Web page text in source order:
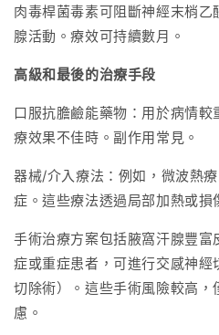
肉毒桿菌毒素可阻斷神經末梢
腺活動。療效可持續數月。
高級和最後的治療手段
口服抗膽鹼能藥物：用於病情
療效果不佳時。副作用常見。
器械/介入療法：例如，微波熱
症。這些療法透過局部加熱或損
手術治療方案包括腋窩汗腺豐
症或重症患者，可進行交感神
切除術）。這些手術風險較高，
慮。